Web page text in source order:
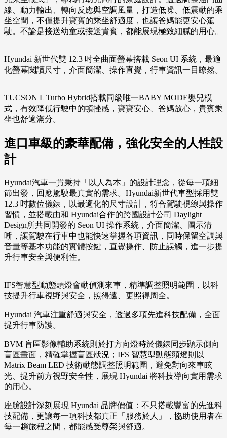
線、動力輸出、轉向反應與空調風量，打造低噪、低震動的乘
坐空間，不僅提升寶寶的乘坐舒適度，也讓爸媽能更安心駕
駛。不論是接送幼童或接送貴賓，都能展現極致細膩的用心。
Hyundai 新世代雙 12.3 吋全曲面螢幕搭載 Seon UI 系統，最適
化螢幕閱讀尺寸，介面簡潔、操作直覺，行車資訊一目瞭然。
TUCSON L Turbo Hybrid搭載同級唯一BABY MODE嬰兒模
式，有效降低行駛中的頓挫感，寶寶安心、爸媽放心，貴賓乘
坐也舒適滿分。
進口車級的豪華配備，強化安全的人性設
計
Hyundai汽車一貫秉持「以人為本」的設計理念，從每一項細
節出發，回應駕駛最真實的需求。Hyundai新世代車型採用雙
12.3 吋數位儀錶，以最適化的尺寸設計，符合駕駛視線與操作
習慣，並搭載由和 Hyundai合作的跨國設計公司 Daylight
Design所共同開發的 Seon UI 操作系統，介面簡潔、圖示清
晰，讓駕駛在行車中也能快速掌握各項資訊，同時保留空調與
音量等基本功能的實體按鍵，直覺操作、防止誤觸，進一步提
升行車安全與便利性。
IFS智慧型動態頭燈會動偵測來車，精準調整照明範圍，以科
技提升行車視野與安全，照得遠、更照得周全。
Hyundai 汽車注重舒適與安全，透過多項先進科技配備，全面
提升行車防護。
BVM 盲區影像輔助系統則於打方向燈時於儀錶同步顯示側向
盲區畫面，精確掌握盲區狀況；IFS 智慧型動態頭燈則以
Matrix Beam LED 技術動態調整照明範圍，避免對向來車眩
光、提升前方視野安全性，展現 Hyundai 將科技導向實用需求
的用心。
座艙設計深刻展現 Hyundai 品牌價值：不只搭載豐富的先進科
技配備，更讓每一項科技都真正「服務於人」，協助使用者在
每一趟旅程之間，都能感受尊榮與舒適。